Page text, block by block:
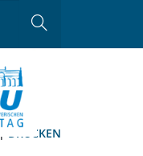
|DRUCKEN